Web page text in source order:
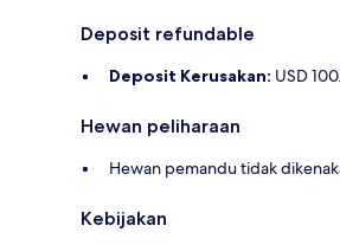
Deposit refundable
Deposit Kerusakan: USD
Hewan peliharaan
Hewan pemandu tidak
Kebijakan